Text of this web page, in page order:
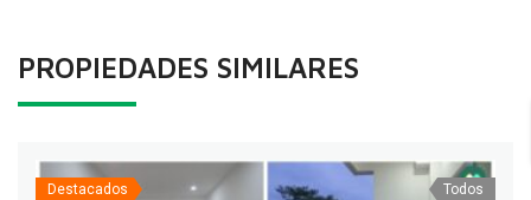
PROPIEDADES SIMILARES
Destacados
Todos